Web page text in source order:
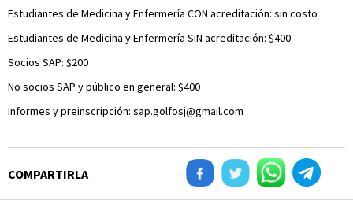
Estudiantes de Medicina y Enfermería CON acreditación: sin costo
Estudiantes de Medicina y Enfermería SIN acreditación: $400
Socios SAP: $200
No socios SAP y público en general: $400
Informes y preinscripción: sap.golfosj@gmail.com
COMPARTIRLA